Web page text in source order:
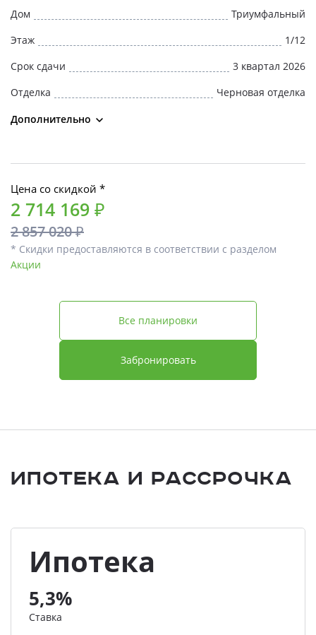
Дом
Триумфальный
Этаж
1/12
Срок сдачи
3 квартал 2026
Отделка
Черновая отделка
Дополнительно
Цена со скидкой *
2 714 169 ₽
2 857 020 ₽
* Скидки предоставляются в соответствии с разделом
Акции
Забронировать
Все планировки
Ипотека и Рассрочка
Ипотека
5,3%
Ставка